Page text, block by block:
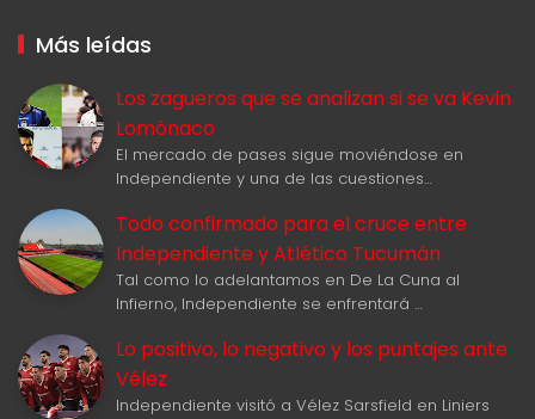
Más leídas
Los zagueros que se analizan si se va Kevin
Lomónaco
El mercado de pases sigue moviéndose en
Independiente y una de las cuestiones…
Todo confirmado para el cruce entre
Independiente y Atlético Tucumán
Tal como lo adelantamos en De La Cuna al
Infierno, Independiente se enfrentará …
Lo positivo, lo negativo y los puntajes ante
Vélez
Independiente visitó a Vélez Sarsfield en Liniers